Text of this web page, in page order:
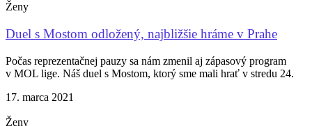
Ženy
Duel s Mostom odložený, najbližšie hráme v Prahe
Počas reprezentačnej pauzy sa nám zmenil aj zápasový program
v MOL lige. Náš duel s Mostom, ktorý sme mali hrať v stredu 24.
17. marca 2021
Ženy